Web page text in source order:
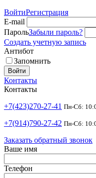
ВойтиРегистрация
E-mail
ПарольЗабыли пароль?
Создать учетную запись
Антибот
Запомнить
Войти
Контакты
Контакты
+7(423)270-27-41 Пн-Сб:
+7(914)790-27-42 Пн-Сб:
Заказать обратный звонок
Ваше имя
Телефон